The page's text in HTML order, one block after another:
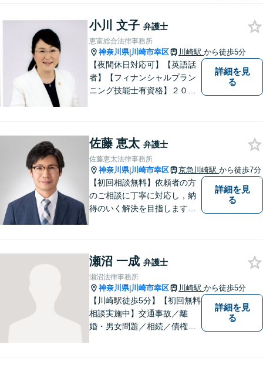
小川 文子 弁護士
恵富総合法律事務所
神奈川県|川崎市幸区 川崎駅 から徒歩5分
【夜間休日対応可】【英語話
者】【フィナンシャルプラン
ニング技能士有資格】２０年
ております。
詳細を見
る
佐藤 恵太 弁護士
佐藤恵太法律事務所
神奈川県|川崎市幸区 京急川崎駅 から徒歩7分
【初回相談無料】依頼者の方
のご相談に丁寧に対応し，納
得のいく解決を目指します。
詳細を見
る
瀬沼 一成 弁護士
瀬沼法律事務所
神奈川県|川崎市幸区 川崎駅 から徒歩5分
【川崎駅徒歩5分】【初回無料
相談実施中】交通事故／離
婚・男女問題／相続／債権回
詳細を見
る